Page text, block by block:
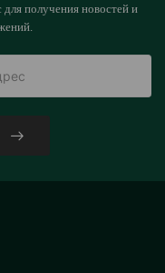
получения новостей и